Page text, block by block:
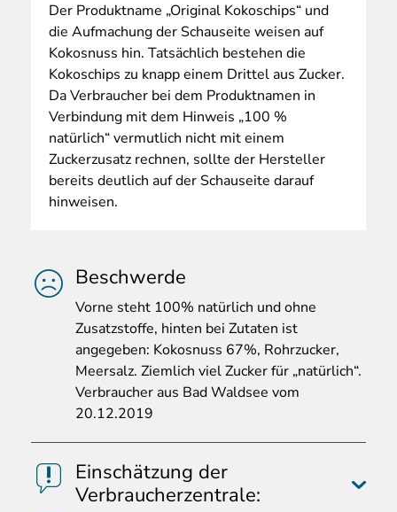
Der Produktname „Original Kokoschips“ und
die Aufmachung der Schauseite weisen auf
Kokosnuss hin. Tatsächlich bestehen die
Kokoschips zu knapp einem Drittel aus Zucker.
Da Verbraucher bei dem Produktnamen in
Verbindung mit dem Hinweis „100 %
natürlich“ vermutlich nicht mit einem
Zuckerzusatz rechnen, sollte der Hersteller
bereits deutlich auf der Schauseite darauf
hinweisen.
Beschwerde
Vorne steht 100% natürlich und ohne
Zusatzstoffe, hinten bei Zutaten ist
angegeben: Kokosnuss 67%, Rohrzucker,
Meersalz. Ziemlich viel Zucker für „natürlich“.
Verbraucher aus Bad Waldsee vom
20.12.2019
Einschätzung der
Verbraucherzentrale: